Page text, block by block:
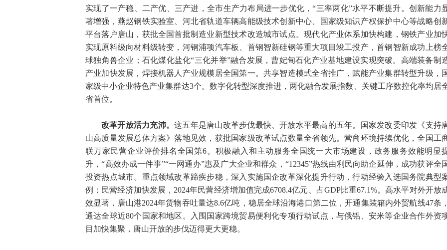
实现了一产稳、二产优、三产进，全市生产力布局进一步优化，“三率两化”水平不断提升。创新能力
著增强，燕赵钢铁实验室、河北省轨道车辆高能级技术创新中心、国家级知识产权保护中心等战略创
平台落户唐山，获批全国首批制造业新型技术改造城市试点。现代化产业体系加快构建，钢铁产业加
实现原料级向材料级转变，河钢浦项汽车板、首钢智新硅钢等重大项目竣工投产，首钢智新成功上榜
球独角兽企业；石化煤化盐化“三化并举”融合发展，曹妃甸石化产业基地建设实现突破。高端装备制
产业加快发展，焊接机器人产业规模居全国第一。共享智造模式全省推广，赋能产业集群转型升级，
家级中小企业特色产业集群达3个。数字化转型深度推进，两化融合发展指数、关键工序数控化率均居
省首位。
改革开放活力充沛。这五年是唐山改革步伐最快、开放水平最高的五年。国家发改委印发《支持
山高质量发展总体方案》落地见效，获批国家级改革试点数量全省领先。营商环境持续优化，全国工
联万家民营企业评价排名全国第6。积极融入和主动服务全国统一大市场建设，政务服务效能明显
升，“高效办成一件事”“一网通办”惠及广大企业和群众，“12345”热线由利民向助企延伸，成功获评全
投资热点城市。重点领域改革蹄疾步稳，深入实施国企改革深化提升行动，行动经验入选国务院典型
例；民营经济加快发展，2024年民营经济增加值完成6708.4亿元、占GDP比重67.1%。高水平对外开放
效显著，唐山港2024年货物吞吐量达8.6亿吨，稳居全球沿海港口第二位，开通集装箱内外贸航线47条，
通达全球近80个国家和地区。入围国家跨境贸易便利化专项行动试点，与俄铝、安米等企业合作外资
目加快集聚，唐山开放的步伐迈得更大更稳。